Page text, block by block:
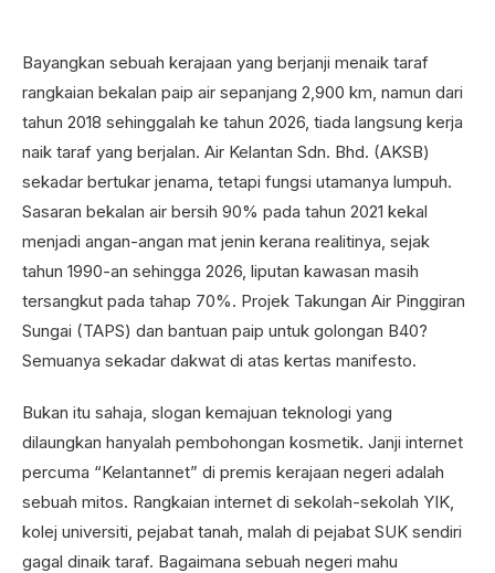
Bayangkan sebuah kerajaan yang berjanji menaik taraf
rangkaian bekalan paip air sepanjang 2,900 km, namun dari
tahun 2018 sehinggalah ke tahun 2026, tiada langsung kerja
naik taraf yang berjalan. Air Kelantan Sdn. Bhd. (AKSB)
sekadar bertukar jenama, tetapi fungsi utamanya lumpuh.
Sasaran bekalan air bersih 90% pada tahun 2021 kekal
menjadi angan-angan mat jenin kerana realitinya, sejak
tahun 1990-an sehingga 2026, liputan kawasan masih
tersangkut pada tahap 70%. Projek Takungan Air Pinggiran
Sungai (TAPS) dan bantuan paip untuk golongan B40?
Semuanya sekadar dakwat di atas kertas manifesto.
Bukan itu sahaja, slogan kemajuan teknologi yang
dilaungkan hanyalah pembohongan kosmetik. Janji internet
percuma “Kelantannet” di premis kerajaan negeri adalah
sebuah mitos. Rangkaian internet di sekolah-sekolah YIK,
kolej universiti, pejabat tanah, malah di pejabat SUK sendiri
gagal dinaik taraf. Bagaimana sebuah negeri mahu